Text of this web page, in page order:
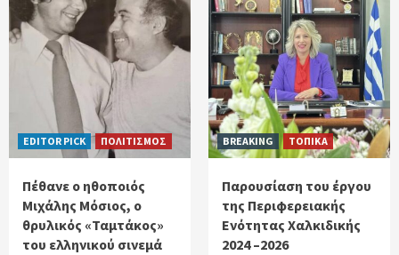
EDITOR PICK ΠΟΛΙΤΙΣΜΟΣ
Πέθανε ο ηθοποιός
Μιχάλης Μόσιος, ο
θρυλικός «Ταμτάκος»
του ελληνικού σινεμά
BREAKING ΤΟΠΙΚΑ
Παρουσίαση του έργου
της Περιφερειακής
Ενότητας Χαλκιδικής
2024 –2026